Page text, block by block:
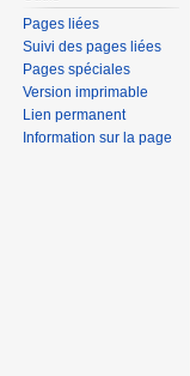
Pages liées
Suivi des pages liées
Pages spéciales
Version imprimable
Lien permanent
Information sur la page